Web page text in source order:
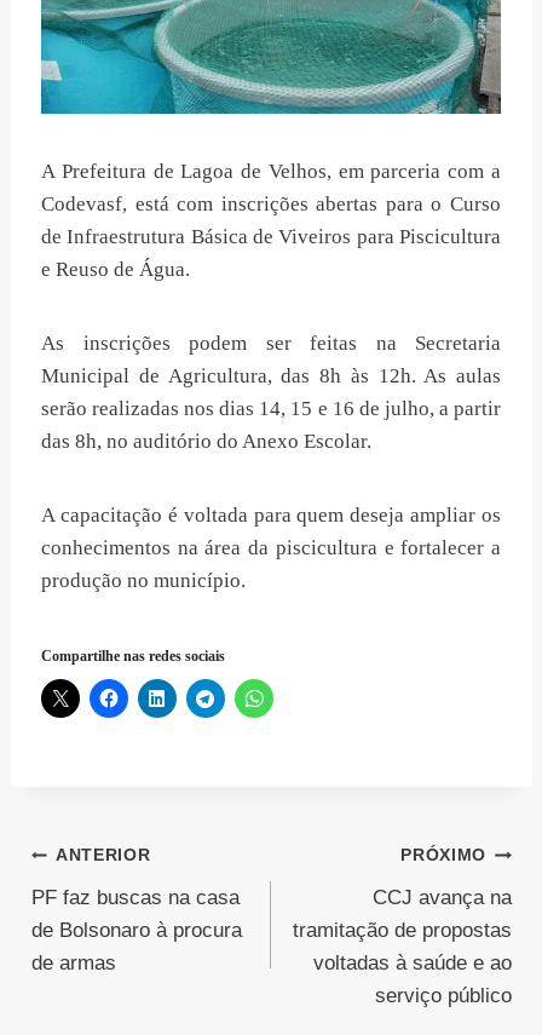
A Prefeitura de Lagoa de Velhos, em parceria com a
Codevasf, está com inscrições abertas para o Curso
de Infraestrutura Básica de Viveiros para Piscicultura
e Reuso de Água.
As inscrições podem ser feitas na Secretaria
Municipal de Agricultura, das 8h às 12h. As aulas
serão realizadas nos dias 14, 15 e 16 de julho, a partir
das 8h, no auditório do Anexo Escolar.
A capacitação é voltada para quem deseja ampliar os
conhecimentos na área da piscicultura e fortalecer a
produção no município.
Compartilhe nas redes sociais
Navegação
de
Post
ANTERIOR
PF faz buscas na casa
de Bolsonaro à procura
de armas
PRÓXIMO
CCJ avança na
tramitação de propostas
voltadas à saúde e ao
serviço público